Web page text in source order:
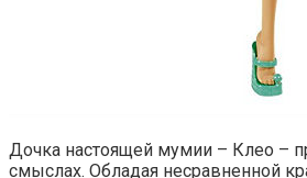
Дочка настоящей мумии – Клео –
смыслах. Обладая несравненной